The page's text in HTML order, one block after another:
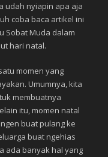
udah nyiapin apa aja
coba baca artikel ini
Sobat Muda dalam
hari natal.
momen yang
Umumnya, kita
membuatnya
itu, momen natal
buat pulang ke
buat ngehias
ada banyak hal yang